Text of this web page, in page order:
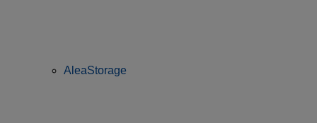
AleaStorage